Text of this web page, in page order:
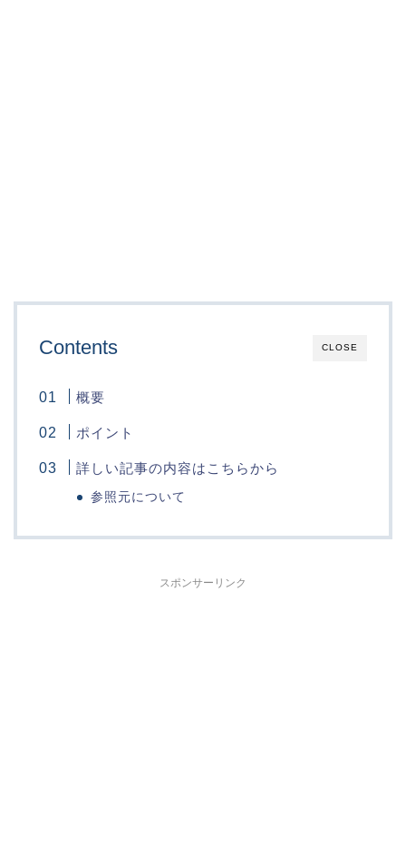
CLOSE
Contents
概要
ポイント
詳しい記事の内容はこちらから
参照元について
スポンサーリンク